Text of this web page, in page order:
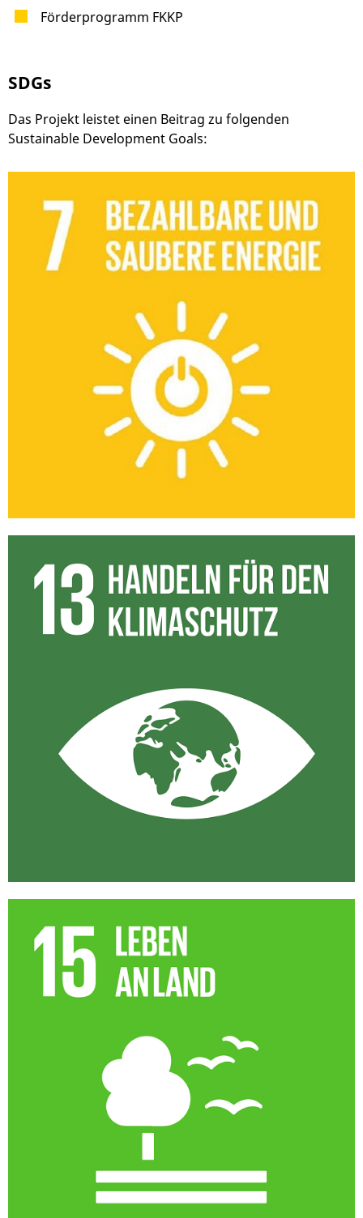
Förderprogramm FKKP
SDGs
Das Projekt leistet einen Beitrag zu folgenden
Sustainable Development Goals: